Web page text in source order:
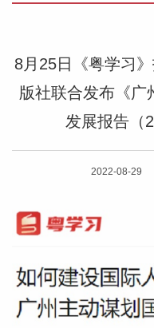
8月25日《粤学习
版社联合发布《广
发展报告（
2022-08-29